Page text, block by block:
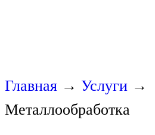
Главная → Услуги →
Металлообработка